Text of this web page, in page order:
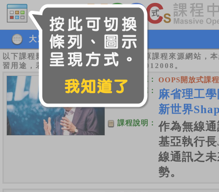
大眾傳播學系
以下課程影音、圖片及說明，皆引用於原課程來源網站，
習用途，若有版權疑慮請來電告知07-8012008。
課程來源：
OOPS開放式課
課程名稱：
麻省理工
新世界
課程說明：
作為無線
基亞執行
線通訊之
勢。